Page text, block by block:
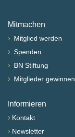
Mitmachen
› Mitglied werden
› Spenden
› BN Stiftung
› Mitglieder gewinnen
Informieren
› Kontakt
› Newsletter